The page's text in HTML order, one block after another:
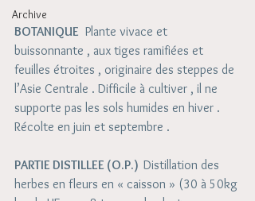
Archive
BOTANIQUE
  Plante vivace et
buissonnante , aux tiges ramifiées et
feuilles étroites , originaire des steppes de
l’Asie Centrale . Difficile à cultiver , il ne
supporte pas les sols humides en hiver .
Récolte en juin et septembre .
PARTIE DISTILLEE (O.P.) Distillation des
herbes en fleurs en « caisson » (30 à 50kg